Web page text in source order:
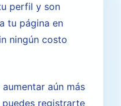
perfil y son
tu página en
ningún costo
aún más
puedes registrarte